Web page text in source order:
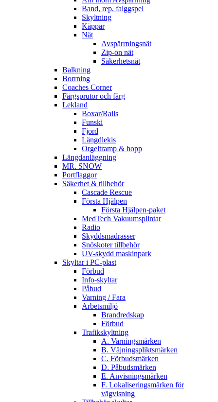
Band, rep, falggspel
Skyltning
Käppar
Nät
Avspärrningsnät
Zip-on nät
Säkerhetsnät
Balkning
Borrning
Coaches Corner
Färgsprutor och färg
Lekland
Boxar/Rails
Funski
Fjord
Längdlekis
Orgeltramp & hopp
Längdanläggning
MR. SNOW
Portflaggor
Säkerhet & tillbehör
Cascade Rescue
Första Hjälpen
Första Hjälpen-paket
MedTech Vakuumsplintar
Radio
Skyddsmadrasser
Snöskoter tillbehör
UV-skydd maskinpark
Skyltar i PC-plast
Förbud
Info-skyltar
Påbud
Varning / Fara
Arbetsmiljö
Brandredskap
Förbud
Trafikskyltning
A. Varningsmärken
B. Väjningspliktsmärken
C. Förbudsmärken
D. Påbudsmärken
E. Anvisningsmärken
F. Lokaliseringsmärken för
vägvisning